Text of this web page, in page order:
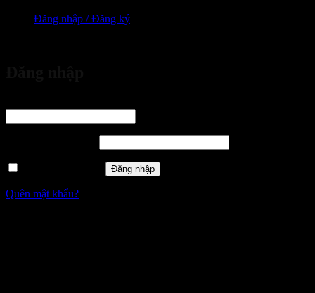
Đăng nhập / Đăng ký
Đăng nhập
Quên mật khẩu?